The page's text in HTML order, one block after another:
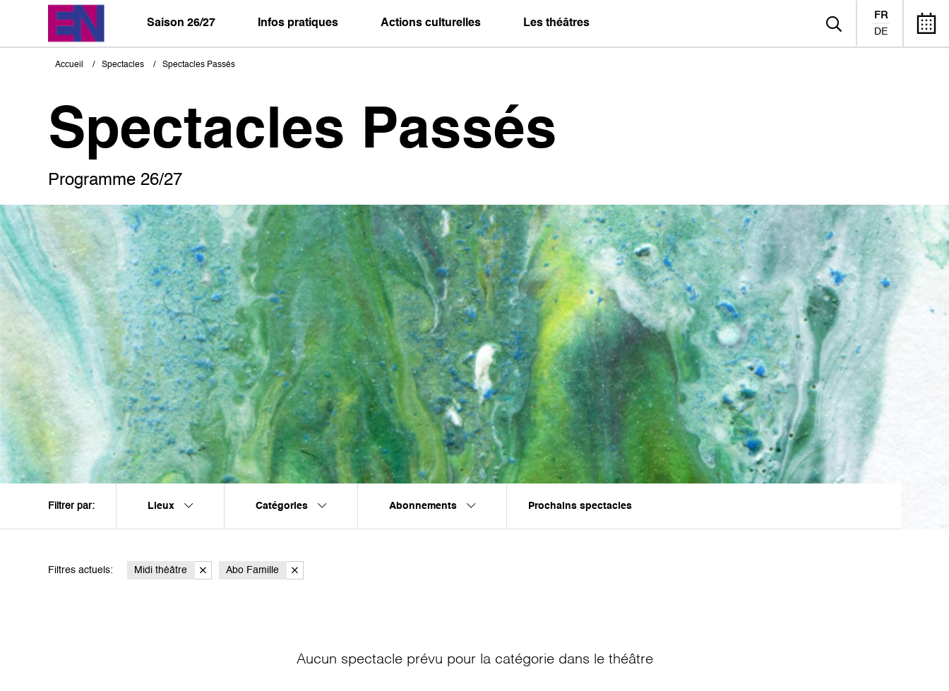
Saison 26/27 Infos pratiques Actions culturelles Les théâtres
FR
DE
Fil
Accueil Spectacles Spectacles Passés
Spectacles Passés
Programme 26/27
Filtrer par: Lieux Catégories Abonnements Prochains spectacles
Filtres actuels: Midi théâtre Abo Famille
Aucun spectacle prévu pour la catégorie dans le théâtre